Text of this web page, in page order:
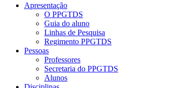
Apresentação
O PPGTDS
Guia do aluno
Linhas de Pesquisa
Regimento PPGTDS
Pessoas
Professores
Secretaria do PPGTDS
Alunos